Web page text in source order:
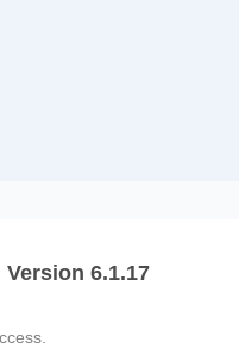
6.1.17